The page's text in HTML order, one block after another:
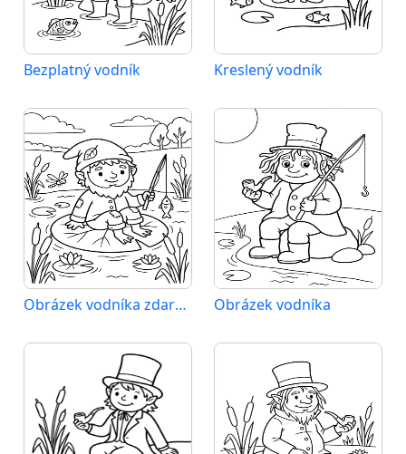
Bezplatný vodník Kreslený vodník
Obrázek vodníka zdarma Obrázek vodníka